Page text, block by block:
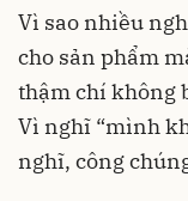
Vì sao nhiều
cho sản phẩm
thậm chí không
Vì nghĩ “mình
nghĩ, công